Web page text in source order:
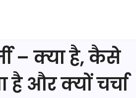
– क्या है, कैसे
और क्यों चर्चा